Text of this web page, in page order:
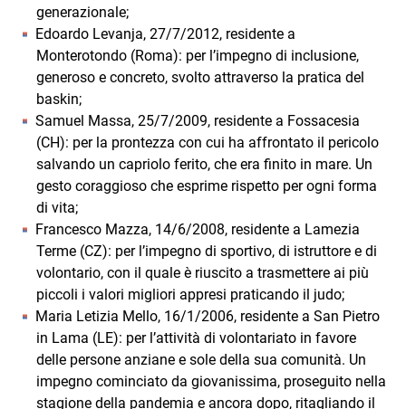
generazionale;
Edoardo Levanja, 27/7/2012, residente a
Monterotondo (Roma): per l’impegno di inclusione,
generoso e concreto, svolto attraverso la pratica del
baskin;
Samuel Massa, 25/7/2009, residente a Fossacesia
(CH): per la prontezza con cui ha affrontato il pericolo
salvando un capriolo ferito, che era finito in mare. Un
gesto coraggioso che esprime rispetto per ogni forma
di vita;
Francesco Mazza, 14/6/2008, residente a Lamezia
Terme (CZ): per l’impegno di sportivo, di istruttore e di
volontario, con il quale è riuscito a trasmettere ai più
piccoli i valori migliori appresi praticando il judo;
Maria Letizia Mello, 16/1/2006, residente a San Pietro
in Lama (LE): per l’attività di volontariato in favore
delle persone anziane e sole della sua comunità. Un
impegno cominciato da giovanissima, proseguito nella
stagione della pandemia e ancora dopo, ritagliando il